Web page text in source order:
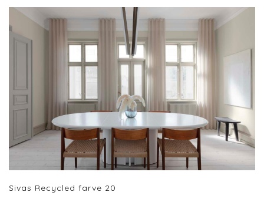
Sivas Recycled farve 20